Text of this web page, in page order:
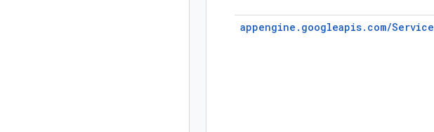
appengine. googleapis. com/Service